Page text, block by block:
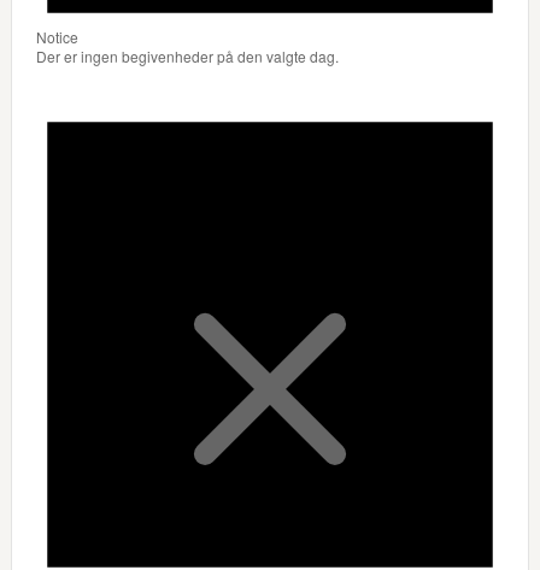
Notice
Der er ingen begivenheder på den valgte dag.